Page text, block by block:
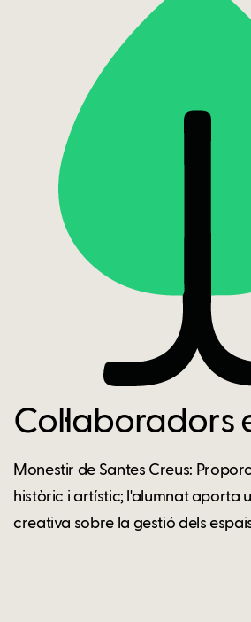
Col·laboradors
Monestir de Santes Creus:
històric i artístic; l'alumnat aporta
creativa sobre la gestió dels